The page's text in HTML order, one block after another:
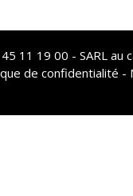
11 19 00 - SARL au
de confidentialité -